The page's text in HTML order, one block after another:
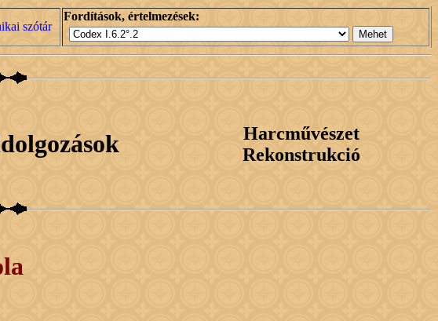
szótár
Fordítások, értelmezések:
Harcművészet
Rekonstrukció